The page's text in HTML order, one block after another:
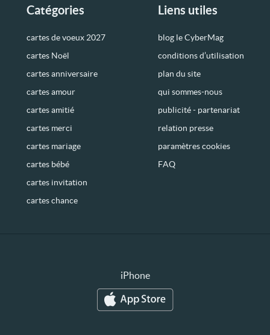
Catégories
cartes de voeux 2027
cartes Noël
cartes anniversaire
cartes amour
cartes amitié
cartes merci
cartes mariage
cartes bébé
cartes invitation
cartes chance
Liens utiles
blog le CyberMag
conditions d’utilisation
plan du site
qui sommes-nous
publicité - partenariat
relation presse
paramètres cookies
FAQ
iPhone